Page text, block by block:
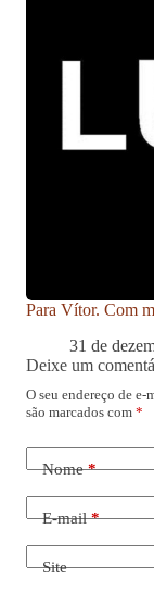
Para Vítor. Com
31 de
Deixe um
O seu endereço de
são marcados com *
Nome*
E-mail*
Site